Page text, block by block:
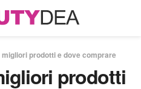
prodotti e dove comprare
prodotti